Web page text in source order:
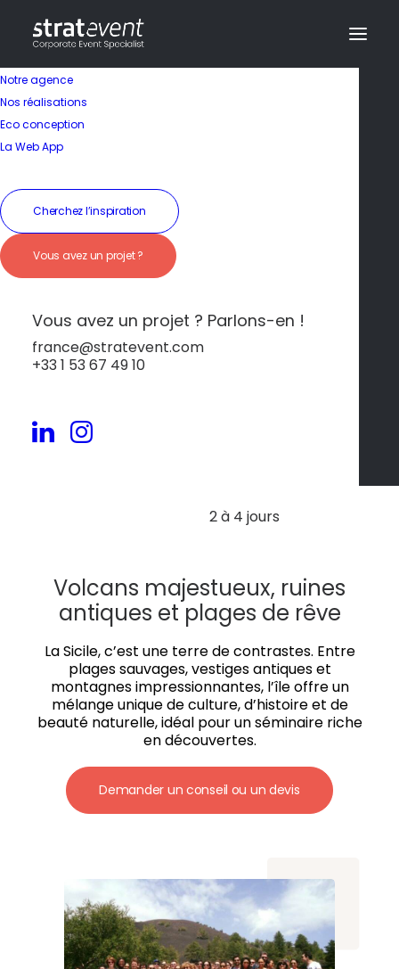
Notre agence
Nos réalisations
Eco conception
La Web App
Cherchez l’inspiration
Vous avez un projet ?
Vous avez un projet ? Parlons-en !
france@stratevent.com
+33 1 53 67 49 10
Séminaire en Italie
Sicile – Soleil, histoire
et culture
méditerranéenne
Sicile
2 à 4 jours
Volcans majestueux, ruines
antiques et plages de rêve
La Sicile, c’est une terre de contrastes. Entre
plages sauvages, vestiges antiques et
montagnes impressionnantes, l’île offre un
mélange unique de culture, d’histoire et de
beauté naturelle, idéal pour un séminaire riche
en découvertes.
Demander un conseil ou un devis